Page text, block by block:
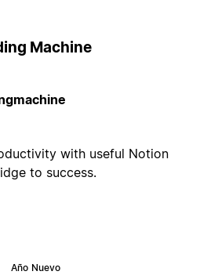
Machine
with useful Notion
to success.
Año Nuevo